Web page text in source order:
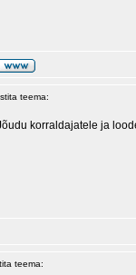
teema:
korraldajatele ja
teema: